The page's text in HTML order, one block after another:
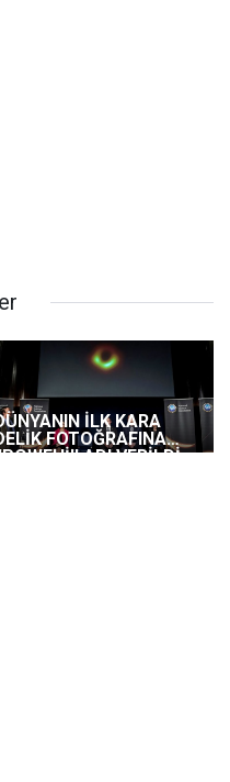
İLK KARA
FOTOĞRAFINA
ADI VERİLDİ